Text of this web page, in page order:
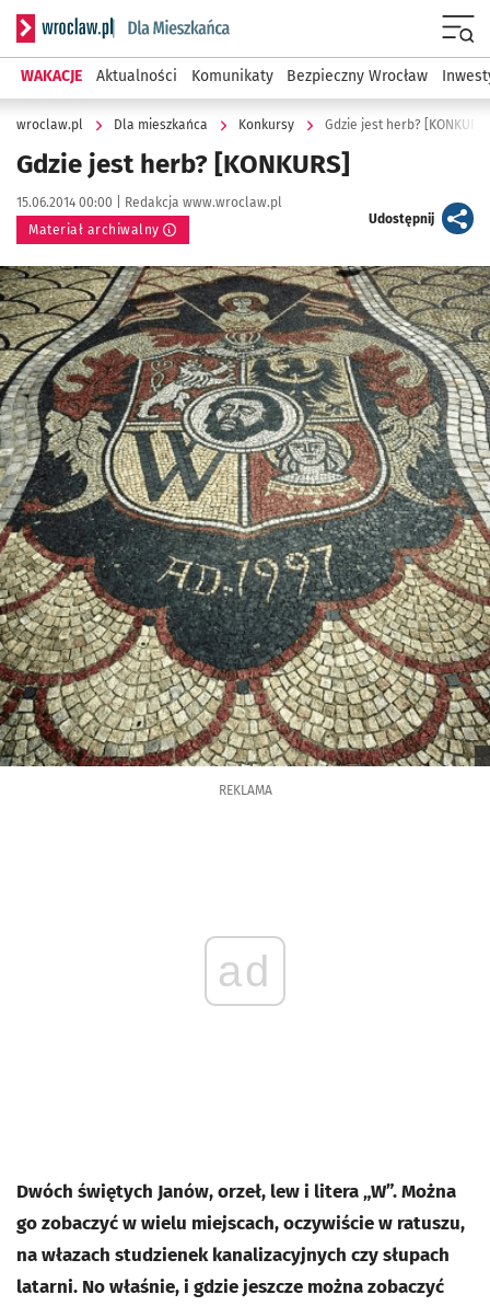
Serwis informacyjny wroclaw.pl podserwis: Dla mieszkańca
WAKACJE Aktualności Komunikaty Bezpieczny Wrocław
wroclaw.pl Dla mieszkańca Konkursy Gdzie jest herb? [KONKURS]
Gdzie jest herb? [KONKURS]
Data publikacji:
15.06.2014 00:00 | Autor:
Redakcja www.wroclaw.pl
Materiał archiwalny
Udostępnijartykuł
Kliknij, aby powiększyć
REKLAMA
ad
Dwóch świętych Janów, orzeł, lew i litera „W”. Można
go zobaczyć w wielu miejscach, oczywiście w ratuszu,
na włazach studzienek kanalizacyjnych czy słupach
latarni. No właśnie, i gdzie jeszcze można zobaczyć